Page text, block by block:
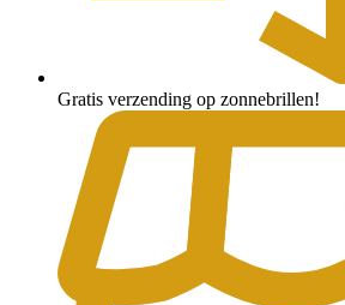
Gratis verzending op zonnebrillen!